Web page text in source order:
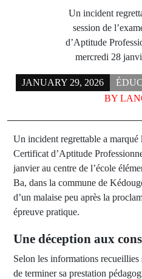
Un incident
session de
d’Aptitude
mercredi 28
JANUARY 29, 2026
BY
Un incident regrettable a marqué
Certificat d’Aptitude
janvier au centre de l’école
Ba, dans la commune de
d’un malaise peu après la
épreuve pratique.
Une déception aux
Selon les informations
de terminer sa prestation